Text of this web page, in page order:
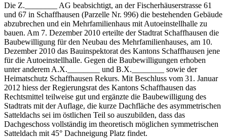
Die Z.________ AG beabsichtigt, an der Fischerhäuserstrasse 61
und 67 in Schaffhausen (Parzelle Nr. 996) die bestehenden Gebäude
abzubrechen und ein Mehrfamilienhaus mit Autoeinstellhalle zu
bauen. Am 7. Dezember 2010 erteilte der Stadtrat Schaffhausen die
Baubewilligung für den Neubau des Mehrfamilienhauses, am 10.
Dezember 2010 das Bauinspektorat des Kantons Schaffhausen jene
für die Autoeinstellhalle. Gegen die Baubewilligungen erhoben
unter anderem A.X.________ und B.X.________ sowie der
Heimatschutz Schaffhausen Rekurs. Mit Beschluss vom 31. Januar
2012 hiess der Regierungsrat des Kantons Schaffhausen das
Rechtsmittel teilweise gut und ergänzte die Baubewilligung des
Stadtrats mit der Auflage, die kurze Dachfläche des asymmetrischen
Satteldachs sei im östlichen Teil so auszubilden, dass das
Dachgeschoss vollständig im theoretisch möglichen symmetrischen
Satteldach mit 45° Dachneigung Platz findet.